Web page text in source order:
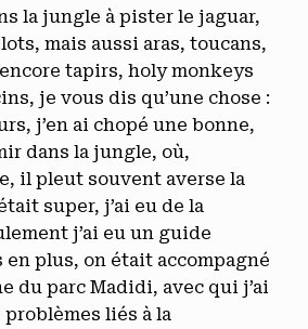
la jungle à pister le jaguar,
mais aussi aras, toucans,
tapirs, holy monkeys
je vous dis qu’une chose :
j’en ai chopé une bonne,
dans la jungle, où,
il pleut souvent averse la
super, j’ai eu de la
j’ai eu un guide
en plus, on était accompagné
du parc Madidi, avec qui j’ai
liés à la